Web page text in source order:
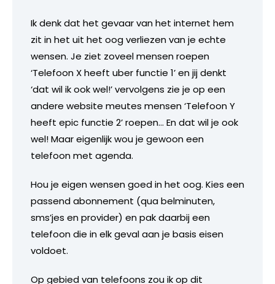
Ik denk dat het gevaar van het internet hem
zit in het uit het oog verliezen van je echte
wensen. Je ziet zoveel mensen roepen
‘Telefoon X heeft uber functie 1’ en jij denkt
‘dat wil ik ook wel!’ vervolgens zie je op een
andere website meutes mensen ‘Telefoon Y
heeft epic functie 2’ roepen… En dat wil je ook
wel! Maar eigenlijk wou je gewoon een
telefoon met agenda.
Hou je eigen wensen goed in het oog. Kies een
passend abonnement (qua belminuten,
sms’jes en provider) en pak daarbij een
telefoon die in elk geval aan je basis eisen
voldoet.
Op gebied van telefoons zou ik op dit